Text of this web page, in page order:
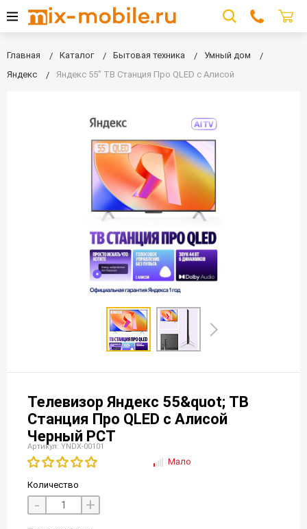
Главная Каталог Бытовая техника
Умный дом
Яндекс
Яндекс 55" ТВ Станция Про QLED с Алисой
Телевизор Яндекс 55&quot; ТВ
Станция Про QLED с Алисой
Черный РСТ
Артикул: YNDX-00101
Мало
Количество
- +